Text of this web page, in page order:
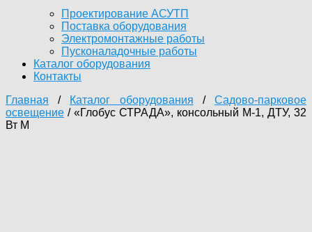
Проектирование АСУТП
Поставка оборудования
Электромонтажные работы
Пусконаладочные работы
Каталог оборудования
Контакты
Главная / Каталог оборудования /Садово-парковое
освещение / «Глобус СТРАДА», консольный М-1, ДТУ, 32
Вт М